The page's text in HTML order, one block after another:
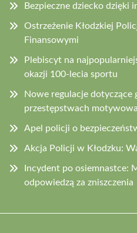
Bezpieczne dziecko
Ostrzeżenie Kłodzkiej
Finansowymi
Plebiscyt na
okazji 100-lecia sportu
Nowe regulacje dotyczące
przestępstwach
Apel policji o
Akcja Policji w Kłodzku:
Incydent po osiemnastce:
odpowiedzą za zniszczenia